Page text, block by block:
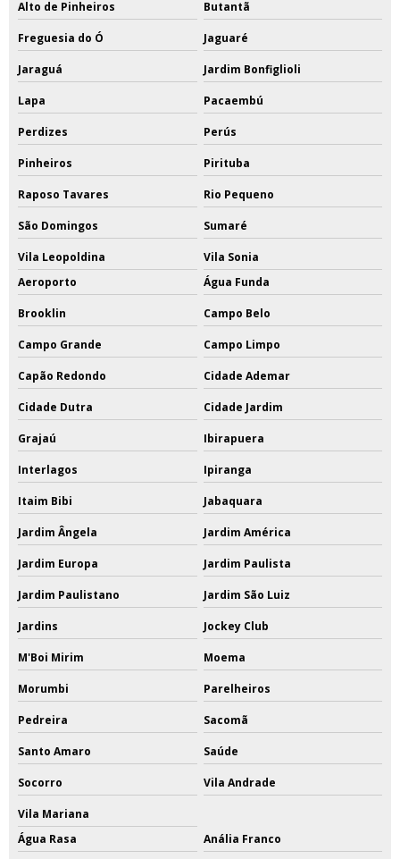
Alto de Pinheiros Butantã
Freguesia do Ó Jaguaré
Jaraguá Jardim Bonfiglioli
Lapa Pacaembú
Perdizes Perús
Pinheiros Pirituba
Raposo Tavares Rio Pequeno
São Domingos Sumaré
Vila Leopoldina
Vila Sonia
Aeroporto
Água Funda
Brooklin Campo Belo
Campo Grande Campo Limpo
Capão Redondo Cidade Ademar
Cidade Dutra Cidade Jardim
Grajaú Ibirapuera
Interlagos Ipiranga
Itaim Bibi Jabaquara
Jardim Ângela Jardim América
Jardim Europa Jardim Paulista
Jardim Paulistano Jardim São Luiz
Jardins Jockey Club
M'Boi Mirim Moema
Morumbi Parelheiros
Pedreira Sacomã
Santo Amaro Saúde
Socorro Vila Andrade
Vila Mariana
Água Rasa
Anália Franco